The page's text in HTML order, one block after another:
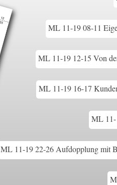
ML 11-19 08-11
ML 11-19 12-15 Von
ML 11-19 16-17
ML 11-
ML 11-19 22-26 Aufdopplung mit